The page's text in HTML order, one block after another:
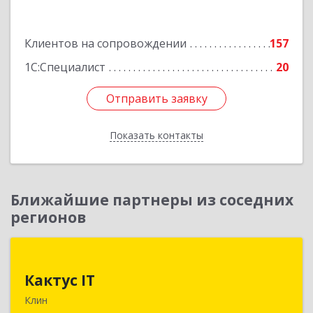
Клиентов на сопровождении
157
1С:Специалист
20
Отправить заявку
Показать контакты
Отправить заявку
Назад
Ближайшие партнеры из соседних
регионов
Кактус IT
Клин
141607, Московская обл, г.о.Клин, Клин г,